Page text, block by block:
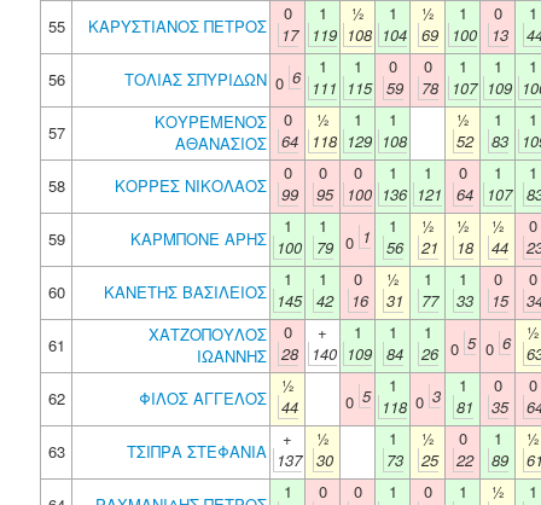
55
ΚΑΡΥΣΤΙΑΝΟΣ ΠΕΤΡΟΣ
0
17
1
119
½
108
1
104
½
69
1
100
0
13
1
56
ΤΟΛΙΑΣ ΣΠΥΡΙΔΩΝ 0 6
1
111
1
115
0
59
0
78
1
107
1
109
1
57
ΚΟΥΡΕΜΕΝΟΣ
ΑΘΑΝΑΣΙΟΣ
0
64
½
118
1
129
1
108
½
52
1
83
1
58
ΚΟΡΡΕΣ ΝΙΚΟΛΑΟΣ
0
99
0
95
0
100
1
136
1
121
0
64
1
107
1
59
ΚΑΡΜΠΟΝΕ ΑΡΗΣ
1
100
1
79 0 1
1
56
½
21
½
18
½
44
0
60
ΚΑΝΕΤΗΣ ΒΑΣΙΛΕΙΟΣ
1
145
1
42
0
16
½
31
1
77
1
33
0
15
0
61
ΧΑΤΖΟΠΟΥΛΟΣ
ΙΩΑΝΝΗΣ
0
28
+
140
1
109
1
84
1
26 0 5 0 6
½
62
ΦΙΛΟΣ ΑΓΓΕΛΟΣ
½
44
0 5
1
118 0 3
1
81
0
35
0
63
ΤΣΙΠΡΑ ΣΤΕΦΑΝΙΑ
+
137
½
30
1
73
½
25
0
22
1
89
½
1
0
0
1
0
1
½
1